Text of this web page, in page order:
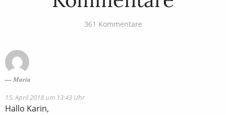
361 Kommentare
Maria
15. April 2018 um 13:43 Uhr
Hallo Karin,